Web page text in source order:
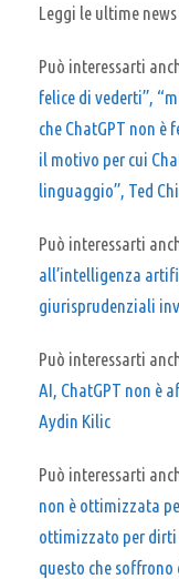
Leggi le ultime news
Può interessarti
felice di vederti”,
che ChatGPT non
il motivo per cui
linguaggio”, Ted
Può interessarti
all’intelligenza
giurisprudenziali
Può interessarti
AI, ChatGPT non è
Aydin Kilic
Può interessarti
non è ottimizzata
ottimizzato per dirti
questo che